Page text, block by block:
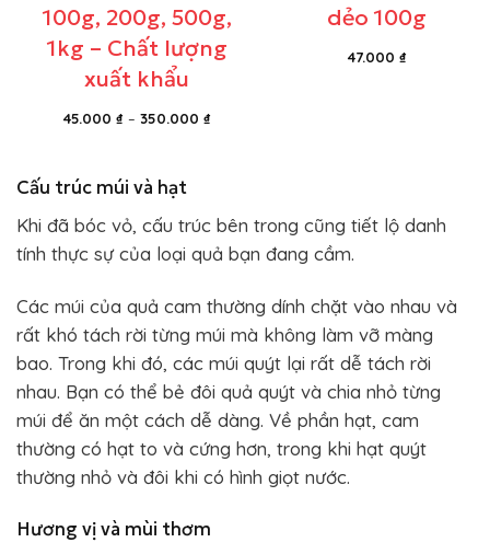
100g, 200g, 500g,
1kg – Chất lượng
xuất khẩu
45.000 ₫ – 350.000 ₫Khoảng
350.000 ₫
dẻo 100g
47.000 ₫
Cấu trúc múi và hạt
Khi đã bóc vỏ, cấu trúc bên trong cũng tiết lộ danh
tính thực sự của loại quả bạn đang cầm.
Các múi của quả cam thường dính chặt vào nhau và
rất khó tách rời từng múi mà không làm vỡ màng
bao. Trong khi đó, các múi quýt lại rất dễ tách rời
nhau. Bạn có thể bẻ đôi quả quýt và chia nhỏ từng
múi để ăn một cách dễ dàng. Về phần hạt, cam
thường có hạt to và cứng hơn, trong khi hạt quýt
thường nhỏ và đôi khi có hình giọt nước.
Hương vị và mùi thơm